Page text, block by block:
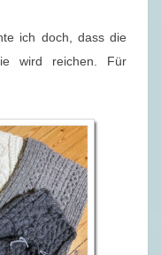
ich doch, dass die
wird reichen. Für